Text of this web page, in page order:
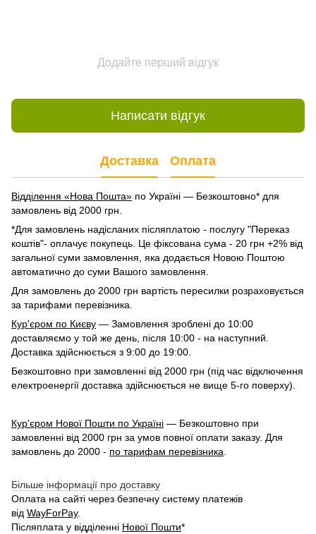
Додайте перший відгук
Написати відгук
Доставка Оплата
Відділення «Нова Пошта» по Україні — Безкоштовно* для
замовлень від 2000 грн.
*Для замовлень надісланих післяплатою - послугу "Переказ
коштів"- оплачує покупець. Це фіксована сума - 20 грн +2% від
загальної суми замовлення, яка додається Новою Поштою
автоматично до суми Вашого замовлення.
Для замовлень до 2000 грн вартість пересилки розраховується
за тарифами перевізника.
Кур'єром по Києву — Замовлення зроблені до 10:00
доставляємо у той же день, після 10:00 - на наступний.
Доставка здійснюється з 9:00 до 19:00.
Безкоштовно при замовленні від 2000 грн (під час відключення
електроенергії доставка здійснюється не вище 5-го поверху).
Кур'єром Нової Пошти по Україні — Безкоштовно при
замовленні від 2000 грн за умов повної оплати заказу. Для
замовлень до 2000 - по тарифам перевізника
Більше інформації про доставку
Оплата на сайті через безпечну систему платежів
від WayForPay.
Післяплата у відділенні Нової Пошти*